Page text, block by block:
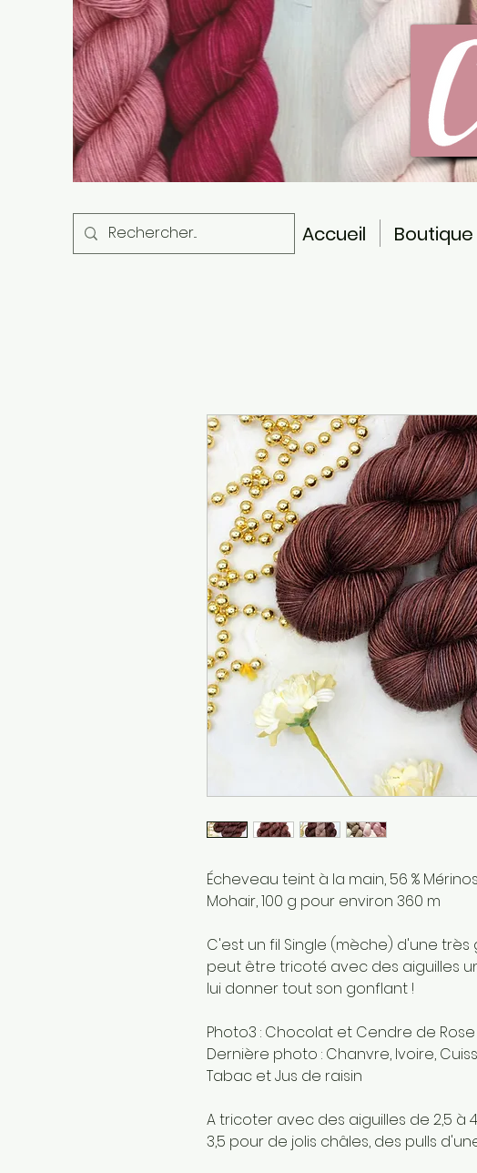
Accueil Boutique
Écheveau teint à la main, 56 %
Mohair, 100 g pour environ 360 m
C'est un fil Single (mèche) d'une
peut être tricoté avec des aiguilles
lui donner tout son gonflant !
Photo3 : Chocolat et Cendre de Rose
Dernière photo : Chanvre, Ivoire,
Tabac et Jus de raisin
A tricoter avec des aiguilles de 2,5 à
3,5 pour de jolis châles, des pulls